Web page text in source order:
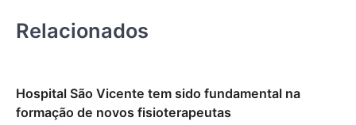
Relacionados
Hospital São Vicente tem sido fundamental na
formação de novos fisioterapeutas